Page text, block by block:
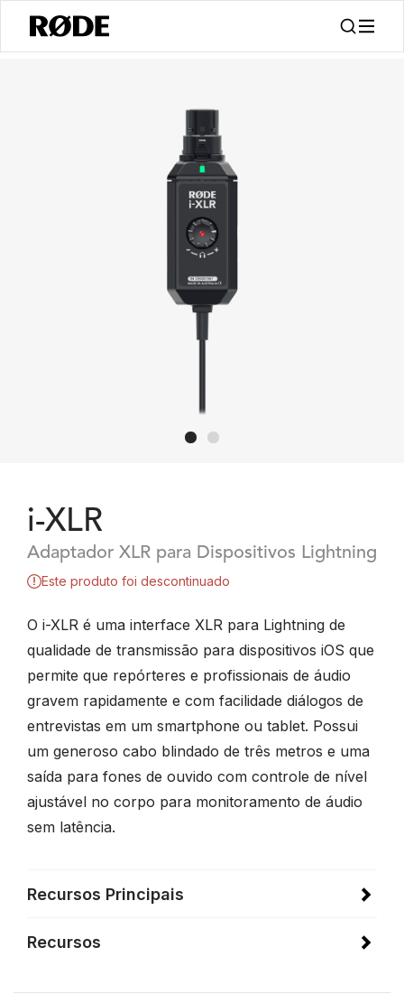
i-XLR
Adaptador XLR para Dispositivos Lightning
Este produto foi descontinuado
O i-XLR é uma interface XLR para Lightning de
qualidade de transmissão para dispositivos iOS que
permite que repórteres e profissionais de áudio
gravem rapidamente e com facilidade diálogos de
entrevistas em um smartphone ou tablet. Possui
um generoso cabo blindado de três metros e uma
saída para fones de ouvido com controle de nível
ajustável no corpo para monitoramento de áudio
sem latência.
Recursos Principais
Recursos